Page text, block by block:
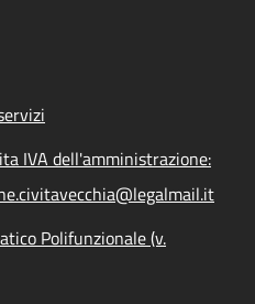
IVA dell'amministrazione:
Polifunzionale (v.